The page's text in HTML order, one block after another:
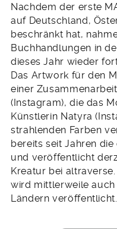
Nachdem der erste
auf Deutschland,
beschränkt hat,
Buchhandlungen in
dieses Jahr wieder
Das Artwork für den
einer
(Instagram), die das
Künstlerin Natyra
strahlenden Farben
bereits seit Jahren
und veröffentlicht
Kreatur bei
wird mittlerweile
Ländern veröffentlicht.